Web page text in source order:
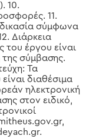
10.
11.
σύμφωνα
Διάρκεια
του έργου είναι
σύμβασης.
Τα
διαθέσιμα
ηλεκτρονική
στον ειδικό,